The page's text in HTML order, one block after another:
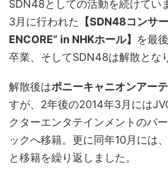
SDN48としての活動を続けてい
3月に行われた 【SDN48コンサ
ENCORE” in NHKホール】 を最
卒業、そしてSDN48は解散とな
解散後はポニーキャニオンアー
すが、2年後の2014年3月には
クターエンタテインメントのバ
ックへ移籍。更に同年10月には
と移籍を繰り返しました。